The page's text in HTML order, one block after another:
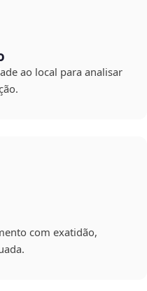
ao local para analisar
com exatidão,